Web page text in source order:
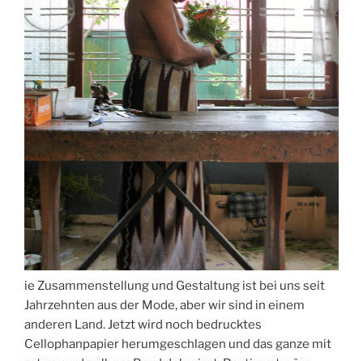
ie Zusammenstellung und Gestaltung ist bei uns seit
Jahrzehnten aus der Mode, aber wir sind in einem
anderen Land. Jetzt wird noch bedrucktes
Cellophanpapier herumgeschlagen und das ganze mit